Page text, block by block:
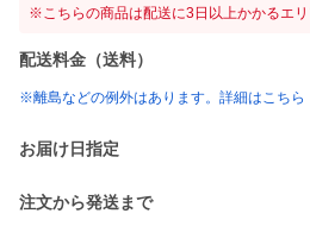
※こちらの商品は配送に3日以上かかるエ
配送料金（送料）
※離島などの例外はあります。詳細はこちら
お届け日指定
注文から発送まで